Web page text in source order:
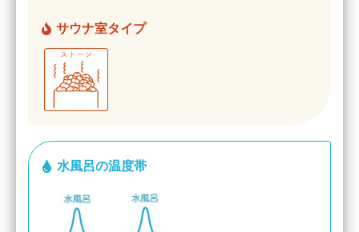
サウナ室タイプ
水風呂の温度帯